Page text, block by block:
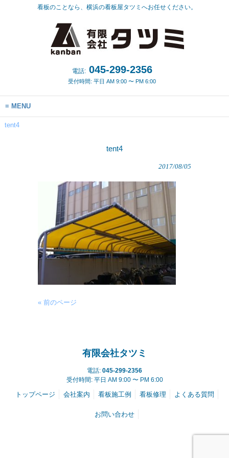
看板のことなら、横浜の看板屋タツミへお任せください。
電話:045-299-2356
受付時間: 平日 AM 9:00 〜 PM 6:00
MENU
tent4
tent4
2017/08/05
« 前のページ
有限会社タツミ
電話: 045-299-2356
受付時間: 平日 AM 9:00 〜 PM 6:00
トップページ 会社案内 看板施工例 看板修理 よくある質問
お問い合わせ